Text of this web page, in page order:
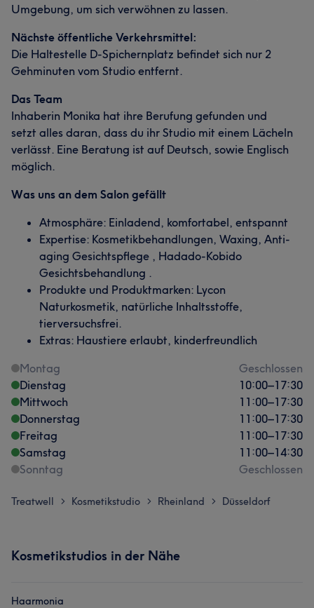
Umgebung, um sich verwöhnen zu lassen.
Nächste öffentliche Verkehrsmittel:
Die Haltestelle D-Spichernplatz befindet sich nur 2
Gehminuten vom Studio entfernt.
Das Team
Inhaberin Monika hat ihre Berufung gefunden und
setzt alles daran, dass du ihr Studio mit einem Lächeln
verlässt. Eine Beratung ist auf Deutsch, sowie Englisch
möglich.
Was uns an dem Salon gefällt
Atmosphäre: Einladend, komfortabel, entspannt
Expertise: Kosmetikbehandlungen, Waxing, Anti-
aging Gesichtspflege , Hadado-Kobido
Gesichtsbehandlung .
Produkte und Produktmarken: Lycon
Naturkosmetik, natürliche Inhaltsstoffe,
tierversuchsfrei.
Extras: Haustiere erlaubt, kinderfreundlich
Montag
Geschlossen
Dienstag
10:00–17:30
Mittwoch
11:00–17:30
Donnerstag
11:00–17:30
Freitag
11:00–17:30
Samstag
11:00–14:30
Sonntag
Geschlossen
Treatwell > Kosmetikstudio > Rheinland > Düsseldorf
Kosmetikstudios in der Nähe
Haarmonia